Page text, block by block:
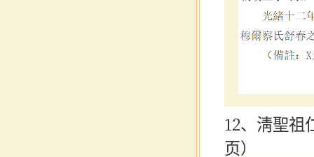
12、淸聖祖
页）